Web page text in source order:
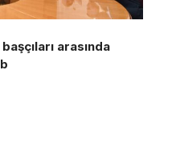
arasında